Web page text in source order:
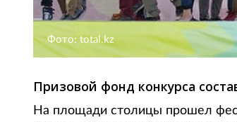
Фото: total.kz
Призовой фонд конкурса
На площади столицы прошел